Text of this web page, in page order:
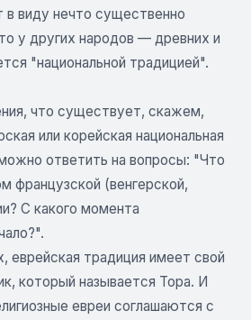
виду нечто существенно
у других народов — древних и
"национальной традицией".
что существует, скажем,
или корейская национальная
ответить на вопросы: "Что
французской (венгерской,
С какого момента
еврейская традиция имеет свой
который называется Тора. И
евреи соглашаются с